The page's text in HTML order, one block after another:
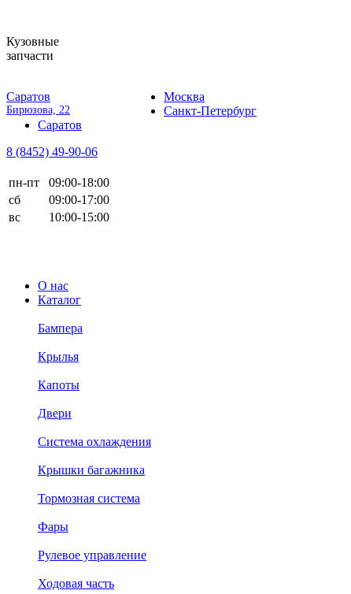
Кузовные
запчасти
Саратов
Бирюзова, 22
Москва
Санкт-Петербург
Саратов
8 (8452) 49-90-06
пн-пт
09:00-18:00
сб
09:00-17:00
вс
10:00-15:00
О нас
Каталог
Бампера
Крылья
Капоты
Двери
Система охлаждения
Крышки багажника
Тормозная система
Фары
Рулевое управление
Ходовая часть